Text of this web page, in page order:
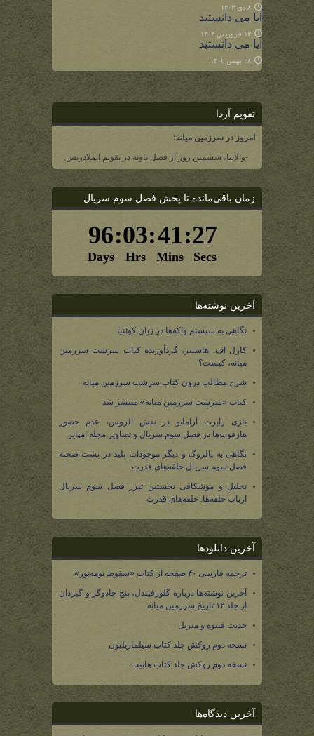
۸ دی ۱۴۰۳
آیا می دانستید
۱۲ فروردین ۱۴۰۳
آیا می دانستید
۲۸ بهمن ۱۴۰۲
تقویم آردا
امروز در سرزمین میانه:
-والانیا، ششمین روز از فصل یاویه در تقویم ایملادریس.
زمان باقی‌مانده تا پخش فصل سوم سریال
آخرین نوشته‌ها
نگاهی به سیستم واکه‌ها در زبان کوئنیا
کارل اف. هاستتر، گردآورنده کتاب سرشت سرزمین
میانه، کیست؟
شرح مطالب درون کتاب سرشت سرزمین میانه
کتاب «سرشت سرزمین میانه» منتشر شد
بازی رابرت آرامایو در نقش الروس، عدم حضور
هارفوت‌ها در فصل سوم سریال و تصاویر مجله امپایر
نگاهی به بالروگ و دیگر موجودات پلید در پشت صحنه
فصل سوم سریال حلقه‌های قدرت
تحلیل و موشکافی نخستین تیزر فصل سوم سریال
ارباب حلقه‌ها: حلقه‌های قدرت
آخرین دانلودها
ترجمه فارسی ۴۰ صفحه از کتاب «سقوط نومه‌نور»
آخرین نوشته‌ها درباره گلورفیندل، پنج جادوگر و گیردان
از جلد ۱۲ تاریخ سرزمین میانه
حدیث فینوه و میریل
نسخه دوم روکش جلد کتاب سیلماریلیون
نسخه دوم روکش جلد کتاب هابیت
آخرین دیدگاه‌ها